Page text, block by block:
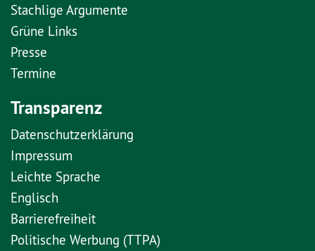
Stachlige Argumente
Grüne Links
Presse
Termine
Transparenz
Datenschutzerklärung
Impressum
Leichte Sprache
Englisch
Barrierefreiheit
Politische Werbung (TTPA)